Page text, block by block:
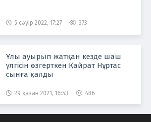
5 сәуір 2022, 17:27 373
Ұлы ауырып жатқан кезде шаш
үлгісін өзгерткен Қайрат Нұртас
сынға қалды
29 қазан 2021, 16:53 486